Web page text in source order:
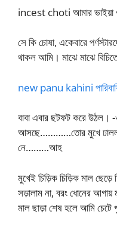
incest choti আমার ভাইয়া ও
সে কি চোষা, একেবারে
থাকল আমি। মাঝে মাঝে
new panu kahini
বাবা এবার ছটফট করে
আসছে…………তোর মুখে
নে………আহ
মুখেই চিড়িক চিড়িক মাল
সড়ালাম না, বরং ধোনের আগায়
মাল ছাড়া শেষ হলে আমি চেটে